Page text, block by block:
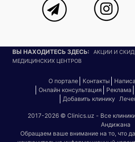
ВЫ НАХОДИТЕСЬ ЗДЕСЬ: АКЦИИ И
МЕДИЦИНСКИХ ЦЕНТРОВ
О портале Контакты
Онлайн консультация
Реклама
Добавить клинику
2017-2026 © Clinics.uz - Все
Андижана
Обращаем ваше внимание на то, что